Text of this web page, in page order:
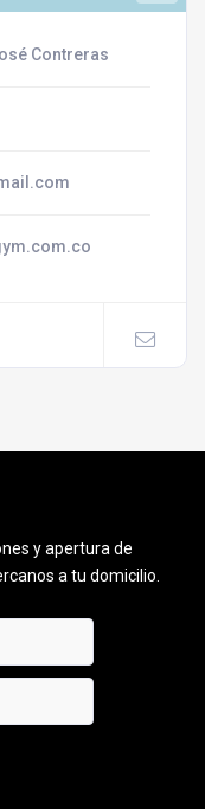
Contreras
y apertura de
a tu domicilio.